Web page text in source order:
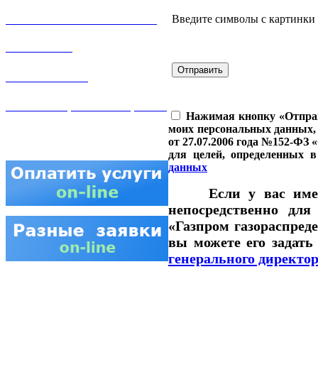
Введите символы с картинки
Нажимая кнопку
моих персональных
от 27.07.2006 года №152-ФЗ
для целей, определенных
данных
Если у вас
непосредственно
«Газпром
вы можете его
генерального